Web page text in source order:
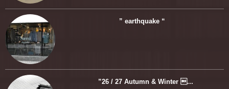
” earthquake “
”26 / 27 Autumn & Winter ...